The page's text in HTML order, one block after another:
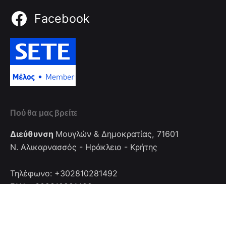
Facebook
Πού θα μας βρείτε
Διεύθυνση Μουγλών & Δημοκρατίας, 71601
Ν. Αλικαρνασσός - Ηράκλειο - Κρήτης
Τηλέφωνο: +302810281492
FAX: +302810281492